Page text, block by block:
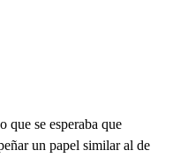
se esperaba que
un papel similar al de